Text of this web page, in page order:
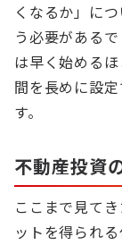
くなるか」に
う必要がある
は早く始める
間を長めに設
す。
不動産投資
ここまで見て
ットを得られ